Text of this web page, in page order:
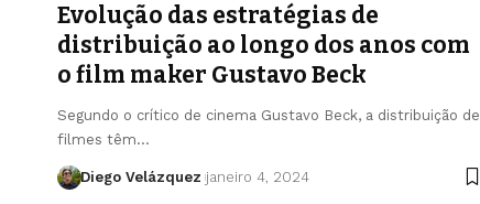
Evolução das estratégias de
distribuição ao longo dos anos com
o film maker Gustavo Beck
Segundo o crítico de cinema Gustavo Beck, a distribuição de
filmes têm…
Diego Velázquez janeiro 4, 2024